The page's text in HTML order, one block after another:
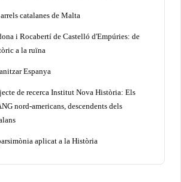
catalanes de Malta
i Rocabertí de Castelló d'Empúries: de
a la ruïna
Espanya
de recerca Institut Nova Història: Els
nord-americans, descendents dels
aplicat a la Història